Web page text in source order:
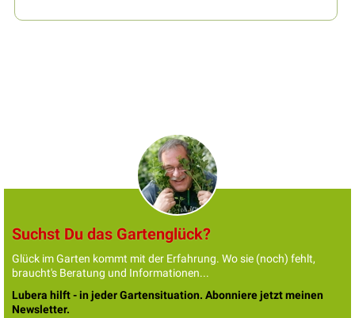
Suchst Du das Gartenglück?
Glück im Garten kommt mit der Erfahrung. Wo sie (noch) fehlt,
braucht's Beratung und Informationen...
Lubera hilft - in jeder Gartensituation. Abonniere jetzt meinen
Newsletter.